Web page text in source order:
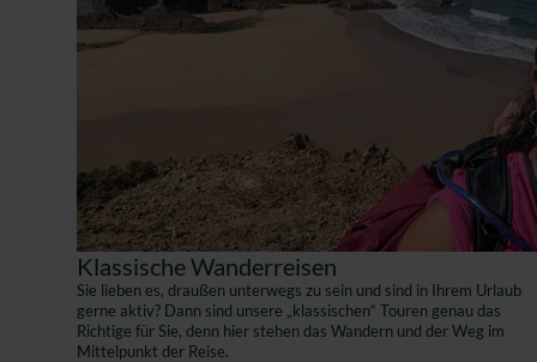
Klassische Wanderreisen
Sie lieben es, draußen unterwegs zu sein und sind in Ihrem Urlaub
gerne aktiv? Dann sind unsere „klassischen“ Touren genau das
Richtige für Sie, denn hier stehen das Wandern und der Weg im
Mittelpunkt der Reise.